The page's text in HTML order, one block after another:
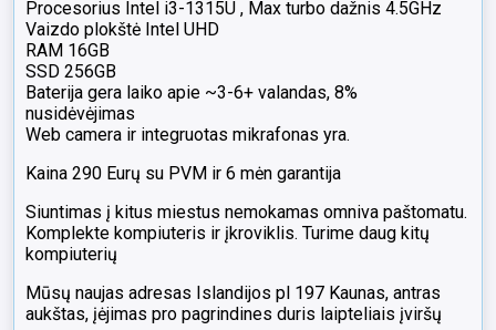
Procesorius Intel i3-1315U , Max turbo dažnis 4.5GHz
Vaizdo plokštė Intel UHD
RAM 16GB
SSD 256GB
Baterija gera laiko apie ~3-6+ valandas, 8%
nusidėvėjimas
Web camera ir integruotas mikrafonas yra.
Kaina 290 Eurų su PVM ir 6 mėn garantija
Siuntimas į kitus miestus nemokamas omniva paštomatu.
Komplekte kompiuteris ir įkroviklis. Turime daug kitų
kompiuterių
Mūsų naujas adresas Islandijos pl 197 Kaunas, antras
aukštas, įėjimas pro pagrindines duris laipteliais įviršų